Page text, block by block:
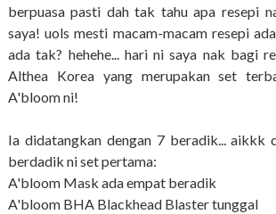
berpuasa pasti dah tak tahu apa resepi
saya! uols mesti macam-macam resepi
ada tak? hehehe... hari ni saya nak bagi
Althea Korea yang merupakan set
A'bloom ni!
Ia didatangkan dengan 7 beradik... aikkk
berdadik ni set pertama:
A'bloom Mask ada empat beradik
A'bloom BHA Blackhead Blaster tunggal